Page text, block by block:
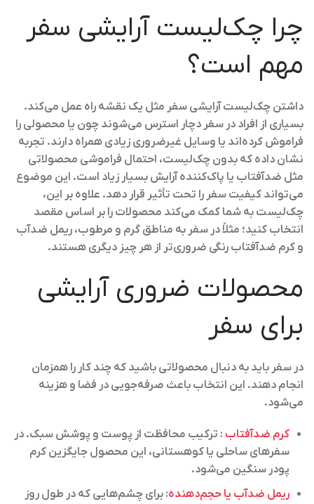
چرا چک‌لیست آرایشی سفر
مهم است؟
داشتن چک‌لیست آرایشی سفر مثل یک نقشه راه عمل می‌کند.
بسیاری از افراد در سفر دچار استرس می‌شوند چون یا محصولی را
فراموش کرده‌اند یا وسایل غیرضروری زیادی همراه دارند. تجربه
نشان داده که بدون چک‌لیست، احتمال فراموشی محصولاتی
مثل ضدآفتاب یا پاک‌کننده آرایش بسیار زیاد است. این موضوع
می‌تواند کیفیت سفر را تحت تأثیر قرار دهد. علاوه بر این،
چک‌لیست به شما کمک می‌کند محصولات را بر اساس مقصد
انتخاب کنید؛ مثلاً در سفر به مناطق گرم و مرطوب، ریمل ضدآب
و کرم ضدآفتاب رنگی ضروری‌تر از هر چیز دیگری هستند.
محصولات ضروری آرایشی
برای سفر
در سفر باید به دنبال محصولاتی باشید که چند کار را همزمان
انجام دهند. این انتخاب باعث صرفه‌جویی در فضا و هزینه
می‌شود.
کرم ضدآفتاب : ترکیب محافظت از پوست و پوشش سبک. در
سفرهای ساحلی یا کوهستانی، این محصول جایگزین کرم
پودر سنگین می‌شود.
ریمل ضدآب یا حجم‌دهنده: برای چشم‌هایی که در طول روز